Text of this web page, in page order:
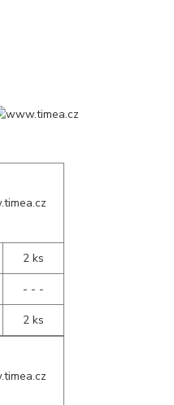
2 ks
- - -
2 ks